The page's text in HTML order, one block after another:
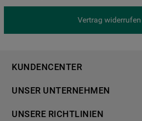
Vertrag widerrufen
KUNDENCENTER
Händlersuche
Häufige Fragen
UNSER UNTERNEHMEN
Für Händler
UNSERE RICHTLINIEN